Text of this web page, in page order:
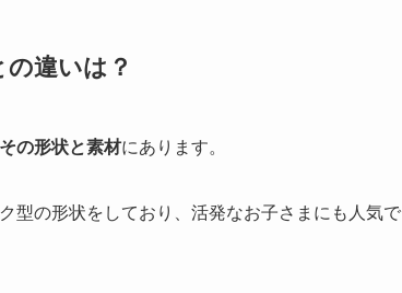
違いは？
の形状と素材にあります。
型の形状をしており、活発なお子さまにも人気で